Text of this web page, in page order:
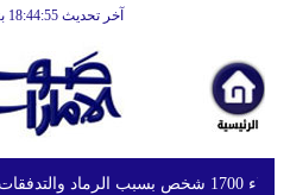
آخر تحديث 18:44:55 بتوقيت أبوظبي